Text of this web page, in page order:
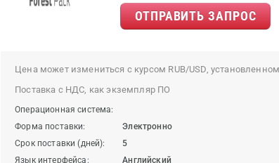
ОТПРАВИТЬ ЗАПРОС
Цена может измениться с курсом RUB/USD,
Поставка с НДС, как экземпляр ПО
Операционная система:
Форма поставки:
Электронно
Срок поставки (дней):
5
Язык интерфейса:
Английский